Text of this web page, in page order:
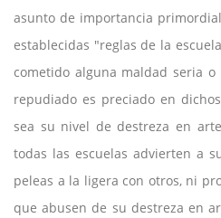
asunto de importancia
establecidas "reglas de la
cometido alguna maldad seria
repudiado es preciado en
sea su nivel de destreza en
todas las escuelas advierten a
peleas a la ligera con otros, ni
que abusen de su destreza en